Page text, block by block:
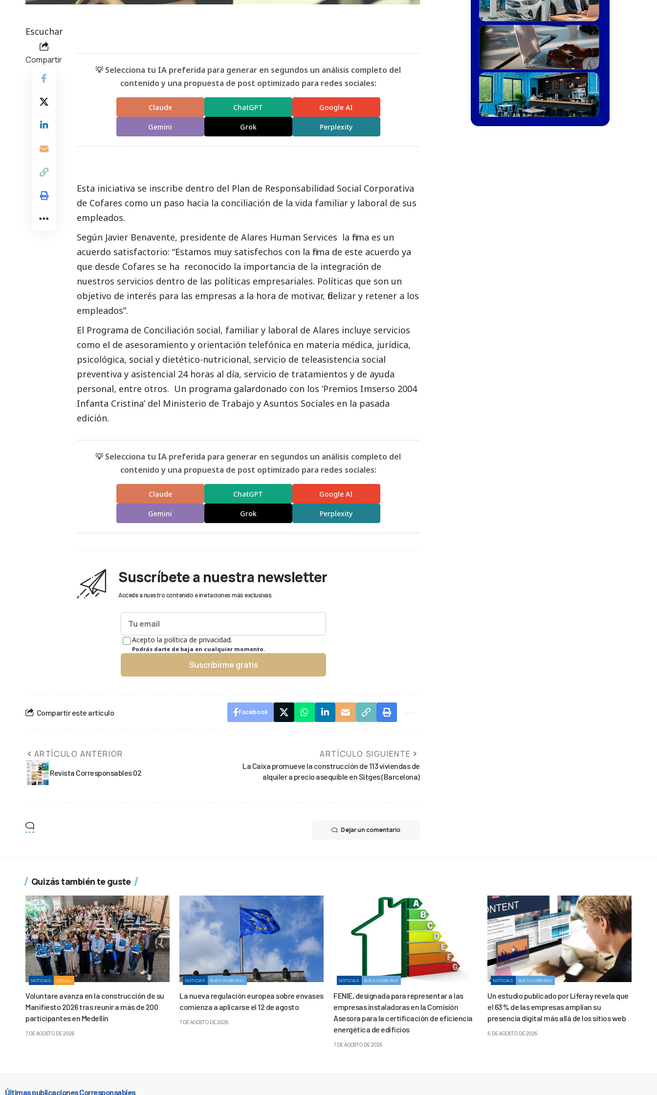
Escuchar
Compartir
💡 Selecciona tu IA preferida para generar en segundos un análisis completo del
contenido y una propuesta de post optimizado para redes sociales:
Claude ChatGPT Google AI
Gemini Grok Perplexity
Esta iniciativa se inscribe dentro del Plan de Responsabilidad Social Corporativa
de Cofares como un paso hacia la conciliación de la vida familiar y laboral de sus
empleados.
Según Javier Benavente, presidente de Alares Human Services la firma es un
acuerdo satisfactorio: “Estamos muy satisfechos con la firma de este acuerdo ya
que desde Cofares se ha reconocido la importancia de la integración de
nuestros servicios dentro de las políticas empresariales. Políticas que son un
objetivo de interés para las empresas a la hora de motivar, fidelizar y retener a los
empleados”.
El Programa de Conciliación social, familiar y laboral de Alares incluye servicios
como el de asesoramiento y orientación telefónica en materia médica, jurídica,
psicológica, social y dietético-nutricional, servicio de teleasistencia social
preventiva y asistencial 24 horas al día, servicio de tratamientos y de ayuda
personal, entre otros. Un programa galardonado con los ‘Premios Imserso 2004
Infanta Cristina’ del Ministerio de Trabajo y Asuntos Sociales en la pasada
edición.
💡 Selecciona tu IA preferida para generar en segundos un análisis completo del
contenido y una propuesta de post optimizado para redes sociales:
Claude ChatGPT Google AI
Gemini Grok Perplexity
Suscríbete a nuestra newsletter
Accede a nuestro contenido e invitaciones más exclusivas.
Acepto la política de privacidad.
Podrás darte de baja en cualquier momento.
Suscribirme gratis
Compartir este artículo Facebook
ARTÍCULO ANTERIOR
Revista Corresponsables 02
ARTÍCULO SIGUIENTE
La Caixa promueve la construcción de 113 viviendas de
alquiler a precio asequible en Sitges (Barcelona)
Dejar un comentario
Quizás también te guste
NOTICIAS SOCIAL
Voluntare avanza en la construcción de su
Manifiesto 2026 tras reunir a más de 200
participantes en Medellín
7 DE AGOSTO DE 2026
NOTICIAS BUEN GOBIERNO
La nueva regulación europea sobre envases
comienza a aplicarse el 12 de agosto
7 DE AGOSTO DE 2026
NOTICIAS BUEN GOBIERNO
FENIE, designada para representar a las
empresas instaladoras en la Comisión
Asesora para la certificación de eficiencia
energética de edificios
7 DE AGOSTO DE 2026
NOTICIAS BUEN GOBIERNO
Un estudio publicado por Liferay revela que
el 63 % de las empresas amplían su
presencia digital más allá de los sitios web
6 DE AGOSTO DE 2026
Últimas publicaciones Corresponsables